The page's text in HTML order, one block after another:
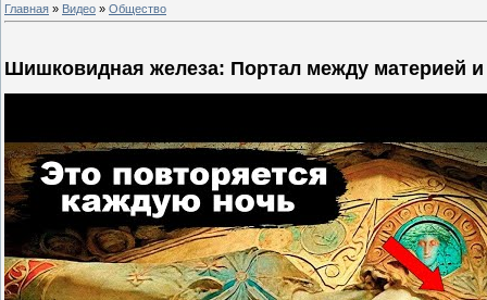
Главная » Видео » Общество
Шишковидная железа: Портал между материей